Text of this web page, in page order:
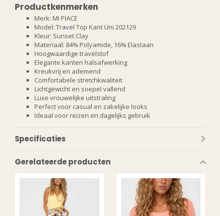
Productkenmerken
Merk: MI PIACE
Model: Travel Top Kant Uni 202129
Kleur: Sunset Clay
Materiaal: 84% Polyamide, 16% Elastaan
Hoogwaardige travelstof
Elegante kanten halsafwerking
Kreukvrij en ademend
Comfortabele stretchkwaliteit
Lichtgewicht en soepel vallend
Luxe vrouwelijke uitstraling
Perfect voor casual en zakelijke looks
Ideaal voor reizen en dagelijks gebruik
Specificaties
Gerelateerde producten